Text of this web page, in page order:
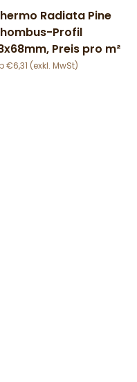
Radiata Pine
Profil
Preis pro m²
€6,31